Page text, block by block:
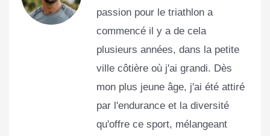
passion pour le triathlon a
commencé il y a de cela
plusieurs années, dans la petite
ville côtière où j'ai grandi. Dès
mon plus jeune âge, j'ai été attiré
par l'endurance et la diversité
qu'offre ce sport, mélangeant